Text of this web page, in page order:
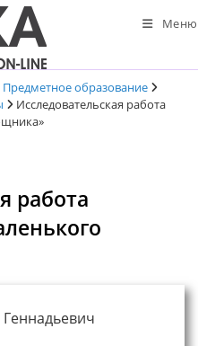
Меню
Предметное образование
Исследовательская работа
работа